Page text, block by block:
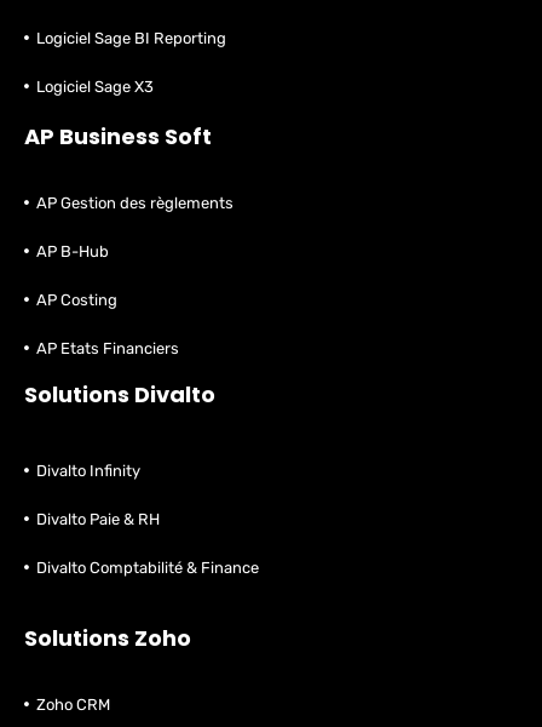
Logiciel Sage BI Reporting
Logiciel Sage X3
AP Business Soft
AP Gestion des règlements
AP B-Hub
AP Costing
AP Etats Financiers
Solutions Divalto
Divalto Infinity
Divalto Paie & RH
Divalto Comptabilité & Finance
Solutions Zoho
Zoho CRM